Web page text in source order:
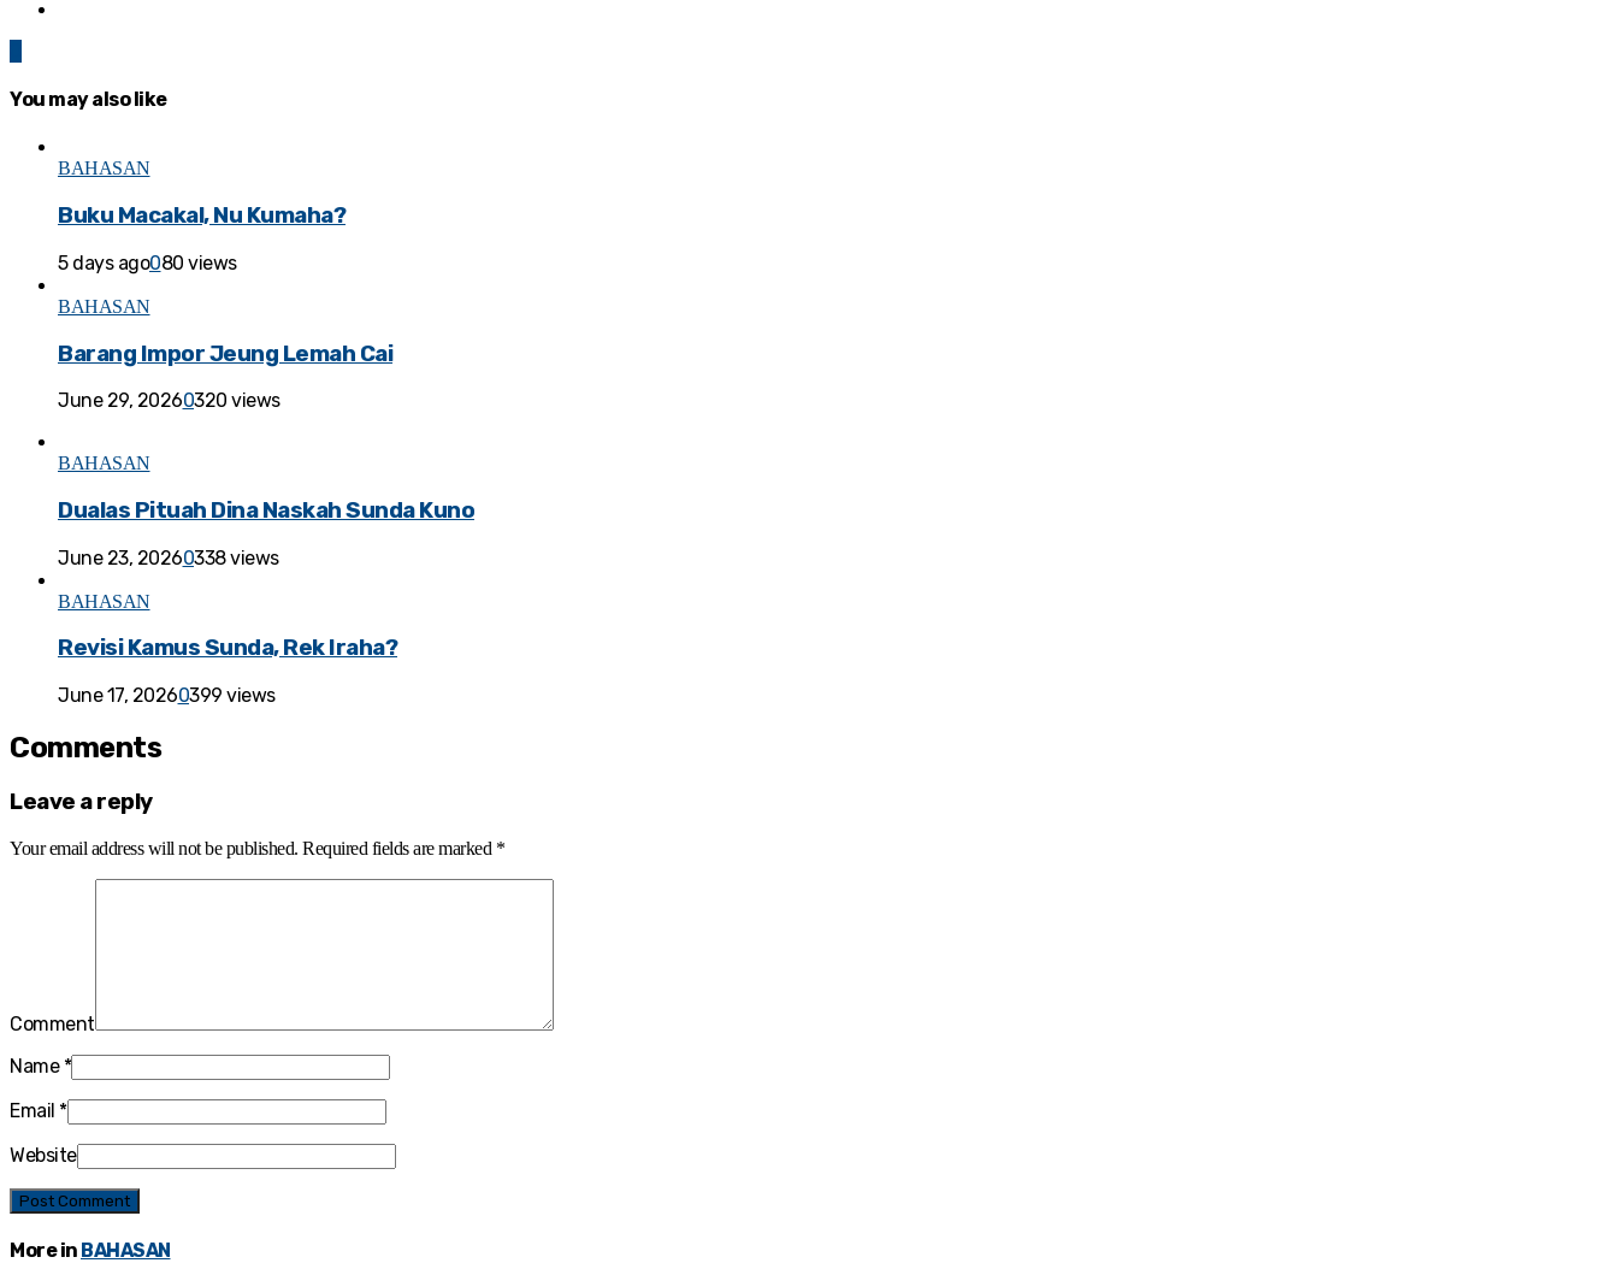
You may also like
BAHASAN
Buku Macakal, Nu Kumaha?
5 days ago080 views
BAHASAN
Barang Impor Jeung Lemah Cai
June 29, 20260320 views
BAHASAN
Dualas Pituah Dina Naskah Sunda Kuno
June 23, 20260338 views
BAHASAN
Revisi Kamus Sunda, Rek Iraha?
June 17, 20260399 views
Comments
Leave a reply
Your email address will not be published. Required fields are marked *
Comment
Name *
Email *
Website
More in BAHASAN